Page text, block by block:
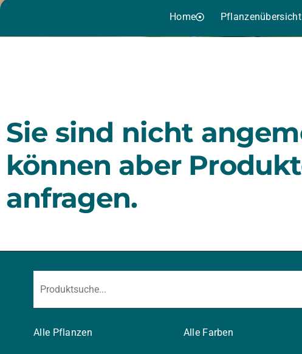
Home Pflanzenübersicht
Sie sind nicht
können aber
anfragen.
Alle Pflanzen Alle Farben